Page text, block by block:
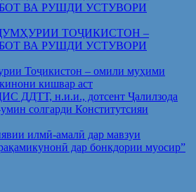
ВА РУШДИ УСТУВОРИ
ТОҶИКИСТОН –
ВА РУШДИ УСТУВОРИ
Тоҷикистон – омили муҳими
кишвар аст
ДДТТ, н.и.и., дотсент Ҷалилзода
солгарди Конститутсияи
илмӣ-амалӣ дар мавзуи
дар бонкдории муосир”